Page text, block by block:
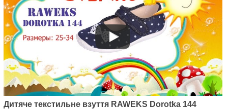
Артикул: K03/22
Дитяче текстильне взуття RAWEKS Dorotka 144